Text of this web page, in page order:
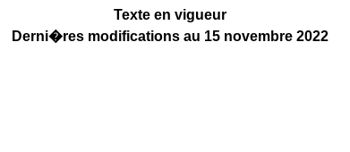
Texte en vigueur
Derni�res modifications au 15 novembre 2022